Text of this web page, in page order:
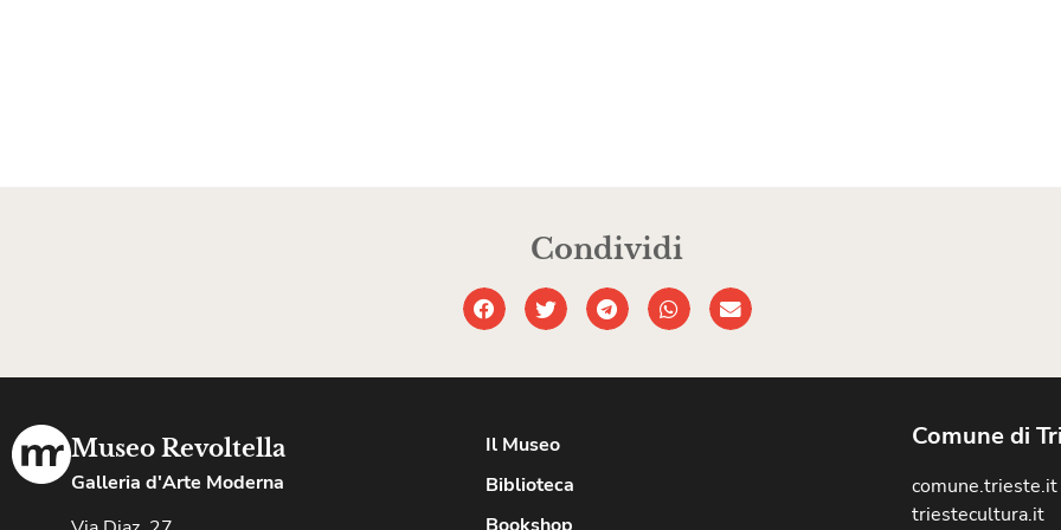
Condividi
Museo Revoltella
Galleria d'Arte Moderna
Il Museo
Biblioteca
Comune di
comune.trieste.it
triestecultura.it